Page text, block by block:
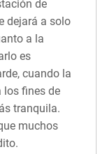
de
dejará a solo
a la
es
cuando la
los fines de
tranquila.
muchos